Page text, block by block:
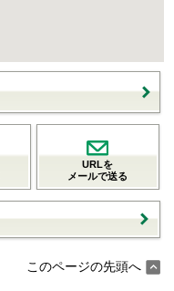
URLを
メールで送る
このページの先頭へ